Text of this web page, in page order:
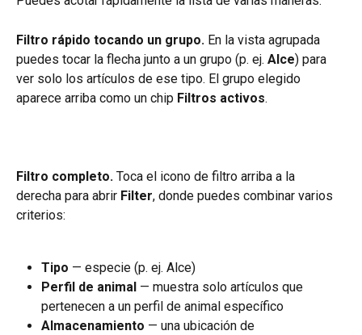
Filtro rápido tocando un grupo. En la vista agrupada
puedes tocar la flecha junto a un grupo (p. ej. Alce) para
ver solo los artículos de ese tipo. El grupo elegido
aparece arriba como un chip Filtros activos.
Filtro completo. Toca el icono de filtro arriba a la
derecha para abrir Filter, donde puedes combinar varios
criterios:
Tipo — especie (p. ej. Alce)
Perfil de animal — muestra solo artículos que
pertenecen a un perfil de animal específico
Almacenamiento — una ubicación de